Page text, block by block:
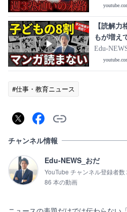
【読解
もが増え
Edu-
#仕事・教育ニュース
チャンネル情報
Edu-NEWS_おだ
YouTube チャンネル登録者数
86 本の動画